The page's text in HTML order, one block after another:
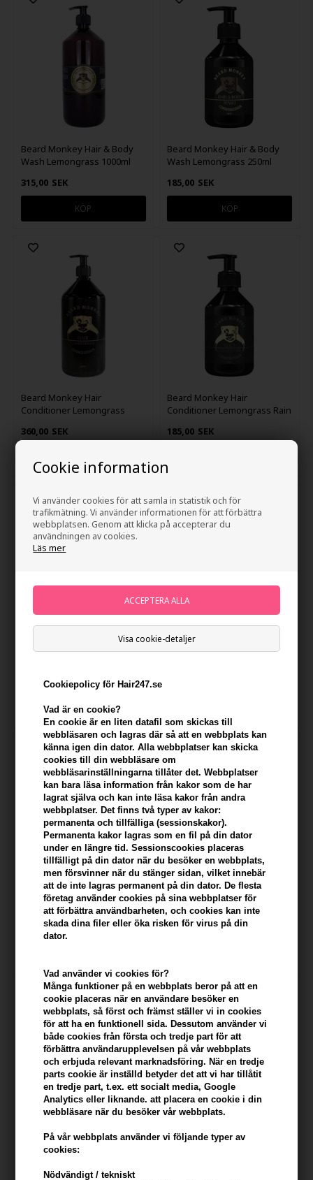
Cookie information
Vi använder cookies för att samla in statistik och för
trafikmätning. Vi använder informationen för att förbättra
webbplatsen. Genom att klicka på accepterar du
användningen av cookies.
Läs mer
Visa cookie-detaljer
Cookiepolicy för Hair247.se
Vad är en cookie?
En cookie är en liten datafil som skickas till
webbläsaren och lagras där så att en webbplats kan
känna igen din dator. Alla webbplatser kan skicka
cookies till din webbläsare om
webbläsarinställningarna tillåter det. Webbplatser
kan bara läsa information från kakor som de har
lagrat själva och kan inte läsa kakor från andra
webbplatser. Det finns två typer av kakor:
permanenta och tillfälliga (sessionskakor).
Permanenta kakor lagras som en fil på din dator
under en längre tid. Sessionscookies placeras
tillfälligt på din dator när du besöker en webbplats,
men försvinner när du stänger sidan, vilket innebär
att de inte lagras permanent på din dator. De flesta
företag använder cookies på sina webbplatser för
att förbättra användbarheten, och cookies kan inte
skada dina filer eller öka risken för virus på din
dator.
Vad använder vi cookies för?
Många funktioner på en webbplats beror på att en
cookie placeras när en användare besöker en
webbplats, så först och främst ställer vi in ​​cookies
för att ha en funktionell sida. Dessutom använder vi
både cookies från första och tredje part för att
förbättra användarupplevelsen på vår webbplats
och erbjuda relevant marknadsföring. När en tredje
parts cookie är inställd betyder det att vi har tillåtit
en tredje part, t.ex. ett socialt media, Google
Analytics eller liknande. att placera en cookie i din
webbläsare när du besöker vår webbplats.
På vår webbplats använder vi följande typer av
cookies:
Nödvändigt / tekniskt
Beard Monkey Hair & Body
Wash Lemongrass 1000ml
315,00 SEK
Beard Monkey Hair & Body
Wash Lemongrass 250ml
185,00 SEK
Beard Monkey Hair
Conditioner Lemongrass
360,00 SEK
Beard Monkey Hair
Conditioner Lemongrass Rain
185,00 SEK
Beard Monkey Aftershave
200,00 SEK
Beard Monkey Beard & Hair
Beard Monkey Beard
Conditioner Licorice 100ml
171,00 SEK
Beard Monkey Beard
Conditioner Orange &
Cinnamon 100ml
171,00 SEK
Beard Monkey Beard
100ml
Beard Monkey Beard Oil